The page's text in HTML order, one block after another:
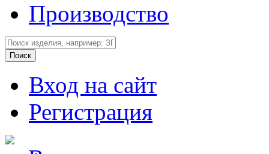
Производство
Вход на сайт
Регистрация